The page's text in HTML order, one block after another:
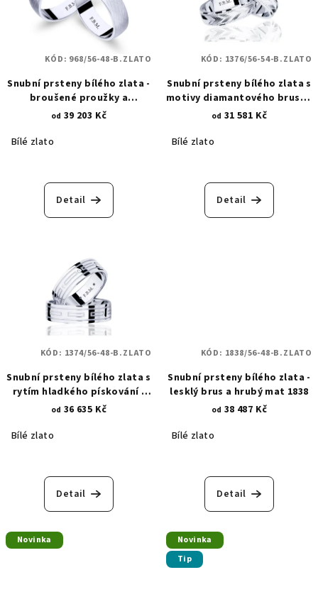
Snubní prsteny bílého zlata -
broušené proužky a
asymetrické motivy 968
od 39 203 Kč
Bílé zlato
Detail
KÓD: 968/56-48-B.ZLATO
Snubní prsteny bílého zlata s
motivy diamantového brusu -
puntíky a hroty 1376
od 31 581 Kč
Bílé zlato
Detail
KÓD: 1376/56-54-B.ZLATO
Snubní prsteny bílého zlata s
rytím hladkého pískování -
osázen zirkony 1374
od 36 635 Kč
Bílé zlato
Detail
KÓD: 1374/56-48-B.ZLATO
Snubní prsteny bílého zlata -
lesklý brus a hrubý mat 1838
od 38 487 Kč
Bílé zlato
Detail
KÓD: 1838/56-48-B.ZLATO
Novinka
Novinka
Tip